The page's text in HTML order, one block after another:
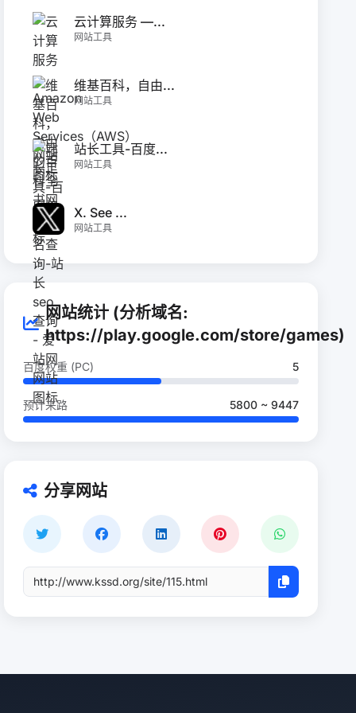
云计算服务 —...
网站工具
维基百科，自由...
网站工具
站长工具-百度...
网站工具
X. See ...
网站工具
网站统计 (分析域名:
https://play.google.com/store/games)
百度权重 (PC) 5
预计来路 5800 ~ 9447
分享网站